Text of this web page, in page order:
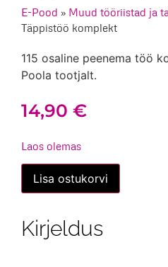
E-Pood » Muud tööriistad ja
Täppistöö komplekt
115 osaline peenema töö
Poola tootjalt.
14,90 €
Laos olemas
Täppistöö
komplekt
kogus
Lisa ostukorvi
Kirjeldus